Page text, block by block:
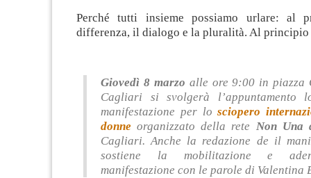
Perché tutti insieme possiamo urlare: al
differenza, il dialogo e la pluralità. Al
Giovedì 8 marzo alle ore 9:00 in piazza
Cagliari si svolgerà l’appuntamento
manifestazione per losciopero
donneorganizzato della rete Non Una
Cagliari. Anche la redazione de il
sostiene la mobilitazione e
manifestazione con le parole di Valentina